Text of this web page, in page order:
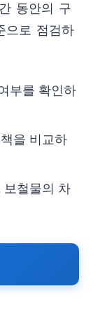
동안의 구
으로 점검하
부를 확인하
을 비교하
보철물의 차